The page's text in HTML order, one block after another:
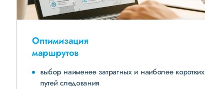
Оптимизация
маршрутов
выбор наименее затратных и наиболее коротких
путей следования